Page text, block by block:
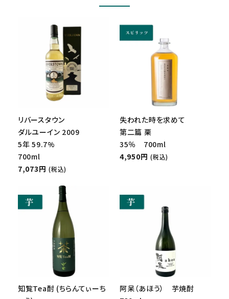
リバースタウン
ダルユーイン 2009
5年 59.7%
700ml
7,073円 (税込)
失われた時を求めて
第二篇 栗
35％ 700ml
4,950円 (税込)
知覧Tea酎 (ちらんてぃーち
阿呆（あほう） 芋焼酎